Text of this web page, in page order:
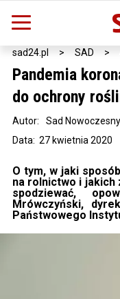
sad24.pl > SAD >
Pandemia
do ochrony
Data: 27 kwietnia 2020
Autor: Sad Nowoczesny
O tym, w jaki
na rolnictwo i jakich
spodziewać,
Mrówczyński,
Państwowego